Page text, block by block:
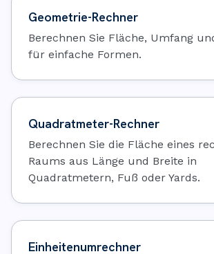
Geometrie-Rechner
Berechnen Sie Fläche, Umfang
für einfache Formen.
Quadratmeter-Rechner
Berechnen Sie die Fläche eines
Raums aus Länge und Breite in
Quadratmetern, Fuß oder Yards.
Einheitenumrechner